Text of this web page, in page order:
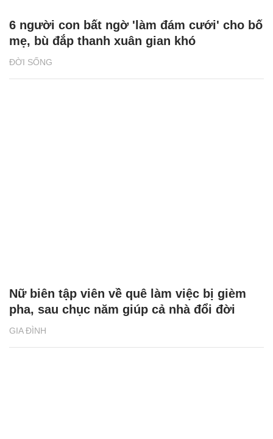
ĐỜI SỐNG
6 người con bất ngờ 'làm đám cưới' cho bố
mẹ, bù đắp thanh xuân gian khó
GIA ĐÌNH
Nữ biên tập viên về quê làm việc bị gièm
pha, sau chục năm giúp cả nhà đổi đời